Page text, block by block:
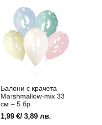
броя
розови
Балони с крачета
Marshmallow-mix 33
см – 5 бр
1,99 €/ 3,89 лв.